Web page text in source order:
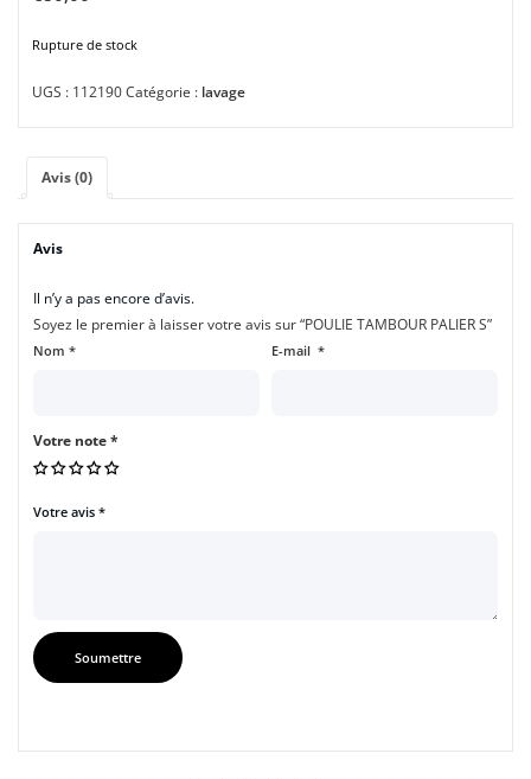
Rupture de stock
UGS : 112190Catégorie : lavage
Avis (0)
Avis
Il n’y a pas encore d’avis.
Soyez le premier à laisser votre avis sur “POULIE TAMBOUR PALIER S”
Nom * E-mail *
Votre note*
Votre avis *